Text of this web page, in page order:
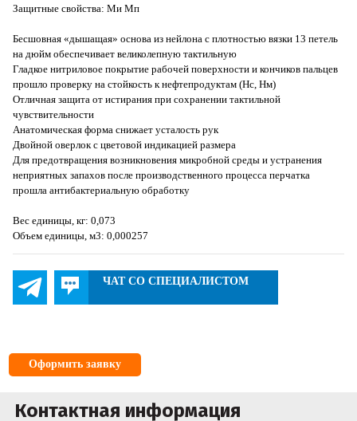
Защитные свойства: Ми Мп
Бесшовная «дышащая» основа из нейлона с плотностью вязки 13 петель
на дюйм обеспечивает великолепную тактильную
Гладкое нитриловое покрытие рабочей поверхности и кончиков пальцев
прошло проверку на стойкость к нефтепродуктам (Нс, Нм)
Отличная защита от истирания при сохранении тактильной
чувствительности
Анатомическая форма снижает усталость рук
Двойной оверлок с цветовой индикацией размера
Для предотвращения возникновения микробной среды и устранения
неприятных запахов после производственного процесса перчатка
прошла антибактериальную обработку
Вес единицы, кг: 0,073
Объем единицы, м3: 0,000257
ЧАТ СО СПЕЦИАЛИСТОМ
Оформить заявку
Контактная информация